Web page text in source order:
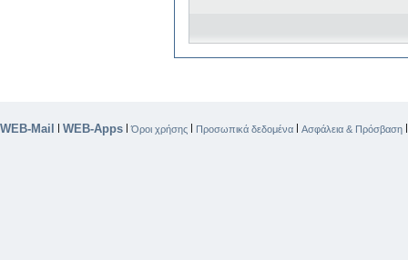
WEB-Mail | WEB-Apps |Όροι χρήσης | Προσωπικά δεδομένα | Ασφάλεια & Πρόσβαση